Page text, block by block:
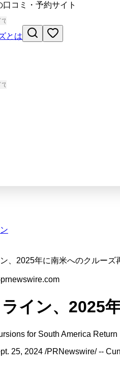
口コミ・予約サイト
とは
、2025年に南米へのクルーズ
prnewswire.com
イン、2025
for South America Return
25, 2024 /PRNewswire/ --